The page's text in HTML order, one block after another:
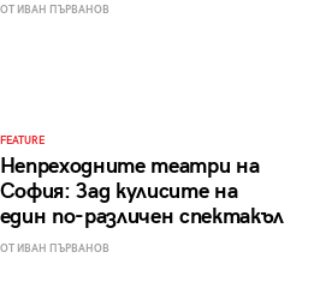
ОТ ИВАН ПЪРВАНОВ
FEATURE
Непреходните театри на
София: Зад кулисите на
един по-различен спектакъл
ОТ ИВАН ПЪРВАНОВ